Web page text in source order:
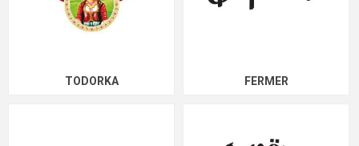
TODORKA FERMER